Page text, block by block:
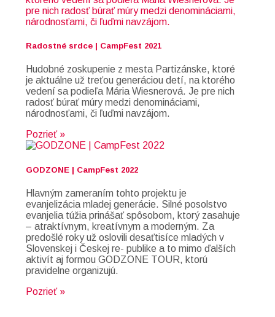
Radostné srdce | CampFest 2021
Hudobné zoskupenie z mesta Partizánske, ktoré
je aktuálne už treťou generáciou detí, na ktorého
vedení sa podieľa Mária Wiesnerová. Je pre nich
radosť búrať múry medzi denomináciami,
národnosťami, či ľuďmi navzájom.
Pozrieť »
GODZONE | CampFest 2022
Hlavným zameraním tohto projektu je
evanjelizácia mladej generácie. Silné posolstvo
evanjelia túžia prinášať spôsobom, ktorý zasahuje
– atraktívnym, kreatívnym a moderným. Za
predošlé roky už oslovili desaťtisíce mladých v
Slovenskej i Českej re- publike a to mimo ďalších
aktivít aj formou GODZONE TOUR, ktorú
pravidelne organizujú.
Pozrieť »